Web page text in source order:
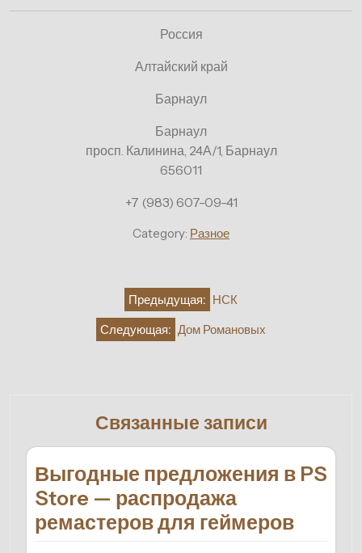
Россия
Алтайский край
Барнаул
Барнаул
просп. Калинина, 24А/1, Барнаул
656011
+7 (983) 607-09-41
Category: Разное
Предыдущая: НСК
Следующая: Дом Романовых
Связанные записи
Выгодные предложения в PS
Store — распродажа
ремастеров для геймеров